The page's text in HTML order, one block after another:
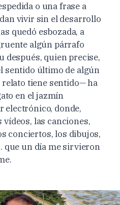
o una frase a
vivir sin el desarrollo
quedó esbozada, a
algún párrafo
después, quien precise,
sentido último de algún
tiene sentido— ha
en el jazmín
electrónico, donde,
las canciones,
conciertos, los dibujos,
que un día me sirvieron